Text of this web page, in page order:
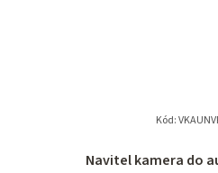
Navitel kamera do
Kód: